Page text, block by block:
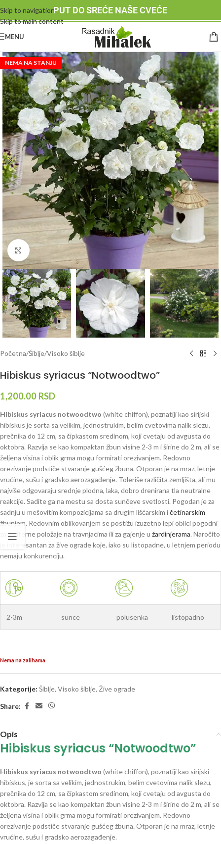
Skip to navigation
Skip to main content
PUT DO SREĆE NAŠE CVEĆE
MENU
NEMA NA STANJU
Klknite da uvećate
Početna/Šiblje/Visoko šiblje
Hibiskus syriacus “Notwoodtwo”
1,200.00 RSD
Hibiskus syriacus notwoodtwo (white chiffon), poznatiji kao sirijski
hibiskus je sorta sa velikim, jednostrukim, belim cvetovima nalik slezu,
prečnika do 12 cm, sa čipkastom sredinom, koji cvetaju od avgusta do
oktobra. Razvija se kao kompaktan žbun visine 2-3 m i širine do 2 m, ali se
željena visina i oblik grma mogu formirati orezivanjem. Redovno
orezivanje podstiče stvaranje gušćeg žbuna. Otporan je na mraz, letnje
vrućine, sušu i gradsko aerozagađenje. Toleriše različita zemljišta, ali mu
najviše odgovaraju srednje plodna, laka, dobro drenirana tla neutralne
reakcije. Sadite ga na mestu sa dosta sunčeve svetlosti. Pogodan je za
sadnju u mešovitim kompozicijama sa drugim lišćarskim ičetinarskim
žbunjem. Redovnim oblikovanjem se postižu izuzetno lepi oblici pogodni
za soliterne položaje na travnjacima ili za gajenje u žardinjerama. Naročito
je interesantan za žive ograde koje, iako su listopadne, u letnjem periodu
nemaju konkurenciju.
2-3m sunce polusenka listopadno
Nema na zalihama
Kategorije: Šiblje, Visoko šiblje, Žive ograde
Share:
Opis
Hibiskus syriacus “Notwoodtwo”
Hibiskus syriacus notwoodtwo (white chiffon), poznatiji kao sirijski
hibiskus, je sorta sa velikim, jednostrukim, belim cvetovima nalik slezu,
prečnika do 12 cm, sa čipkastom sredinom, koji cvetaju od avgusta do
oktobra. Razvija se kao kompaktan žbun visine 2-3 m i širine do 2 m, ali se
željena visina i oblik grma mogu formirati orezivanjem. Redovno
orezivanje podstiče stvaranje gušćeg žbuna. Otporan je na mraz, letnje
vrućine, sušu i gradsko aerozagađenje.